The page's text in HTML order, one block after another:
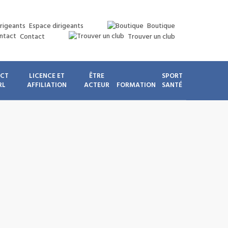
Espace dirigeants
Boutique
Contact
Trouver un club
LICENCE ET
AFFILIATION
ÊTRE
ACTEUR
FORMATION
SPORT
SANTÉ